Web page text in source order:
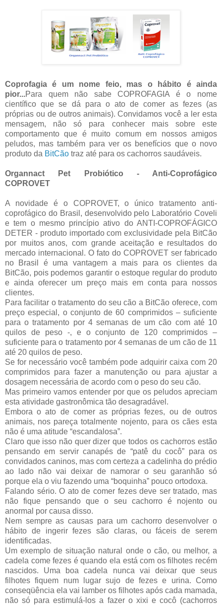
Coprofagia é um nome feio, mas o hábito é ainda
pior...Para quem não sabe COPROFAGIA é o nome
científico que se dá para o ato de comer as fezes (as
próprias ou de outros animais). Convidamos você a ler esta
mensagem, não só para conhecer mais sobre este
comportamento que é muito comum em nossos amigos
peludos, mas também para ver os benefícios que o novo
produto da BitCão traz até para os cachorros saudáveis.
Organnact Pet Probiótico - Anti-Coprofágico
COPROVET
A novidade é o COPROVET, o único tratamento anti-
coprofágico do Brasil, desenvolvido pelo Laboratório Coveli
e tem o mesmo princípio ativo do ANTI-COPROFÁGICO
DETER - produto importado com exclusividade pela BitCão
por muitos anos, com grande aceitação e resultados do
mercado internacional. O fato do COPROVET ser fabricado
no Brasil é uma vantagem a mais para os clientes da
BitCão, pois podemos garantir o estoque regular do produto
e ainda oferecer um preço mais em conta para nossos
clientes.
Para facilitar o tratamento do seu cão a BitCão oferece, com
preço especial, o conjunto de 60 comprimidos – suficiente
para o tratamento por 4 semanas de um cão com até 10
quilos de peso -, e o conjunto de 120 comprimidos –
suficiente para o tratamento por 4 semanas de um cão de 11
até 20 quilos de peso.
Se for necessário você também pode adquirir caixa com 20
comprimidos para fazer a manutenção ou para ajustar a
dosagem necessária de acordo com o peso do seu cão.
Mas primeiro vamos entender por que os peludos apreciam
esta atividade gastronômica tão desagradável.
Embora o ato de comer as próprias fezes, ou de outros
animais, nos pareça totalmente nojento, para os cães esta
não é uma atitude “escandalosa”.
Claro que isso não quer dizer que todos os cachorros estão
pensando em servir canapés de “patê du cocô” para os
convidados caninos, mas com certeza a cadelinha do prédio
ao lado não vai deixar de namorar o seu garanhão só
porque ela o viu fazendo uma “boquinha” pouco ortodoxa.
Falando sério. O ato de comer fezes deve ser tratado, mas
não fique pensando que o seu cachorro é nojento ou
anormal por causa disso.
Nem sempre as causas para um cachorro desenvolver o
hábito de ingerir fezes são claras, ou fáceis de serem
identificadas.
Um exemplo de situação natural onde o cão, ou melhor, a
cadela come fezes é quando ela está com os filhotes recém
nascidos. Uma boa cadela nunca vai deixar que seus
filhotes fiquem num lugar sujo de fezes e urina. Como
conseqüência ela vai lamber os filhotes após cada mamada,
não só para estimulá-los a fazer o xixi e cocô (cachorros